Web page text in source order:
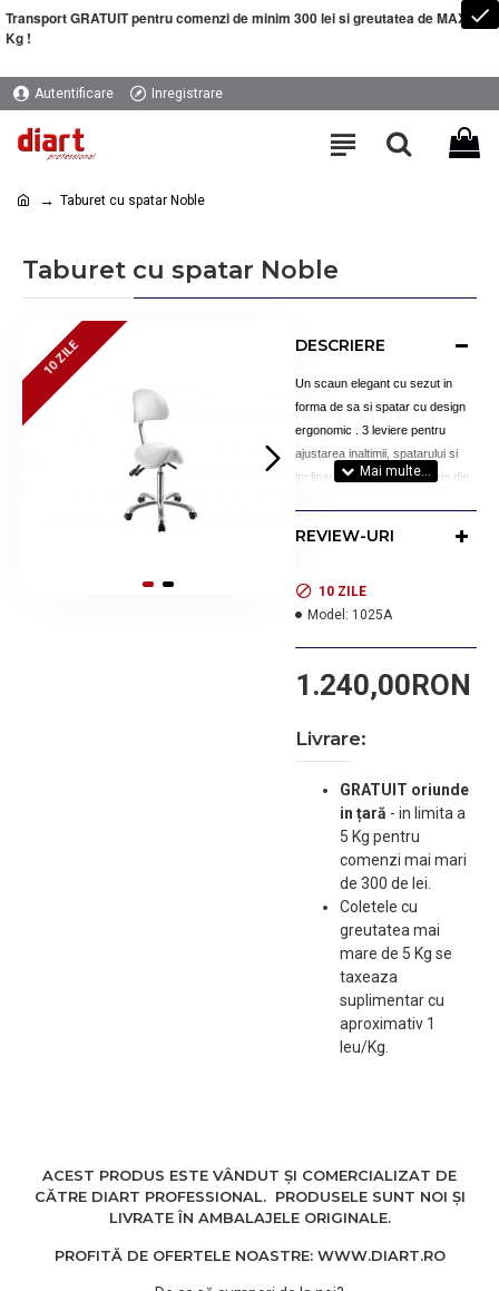
Transport GRATUIT pentru comenzi de minim 300 lei si greutatea de MAXIM 5
Kg !
Autentificare Inregistrare
Taburet cu spatar Noble
Taburet cu spatar Noble
10 ZILE
10 ZILE DESCRIERE
Un scaun elegant cu sezut in
forma de sa si spatar cu design
ergonomic . 3 leviere pentru
ajustarea inaltimii, spatarului si
inclinarea sezutului. Tapiterie din
disponibile:alb si negru
REVIEW-URI
1.240,00RON
10 ZILE
Model: 1025A
Livrare:
GRATUIT oriunde
in țară - in limita a
5 Kg pentru
comenzi mai mari
de 300 de lei.
Coletele cu
greutatea mai
mare de 5 Kg se
taxeaza
suplimentar cu
aproximativ 1
leu/Kg.
ACEST PRODUS ESTE VÂNDUT ȘI COMERCIALIZAT DE
CĂTRE DIART PROFESSIONAL. PRODUSELE SUNT NOI ȘI
LIVRATE ÎN AMBALAJELE ORIGINALE.
PROFITĂ DE OFERTELE NOASTRE: WWW.DIART.RO